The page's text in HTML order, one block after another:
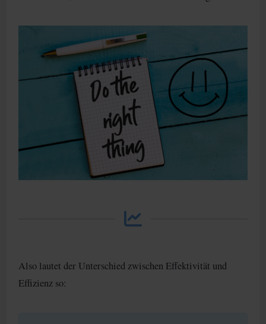
Also lautet der Unterschied zwischen Effektivität und
Effizienz so: